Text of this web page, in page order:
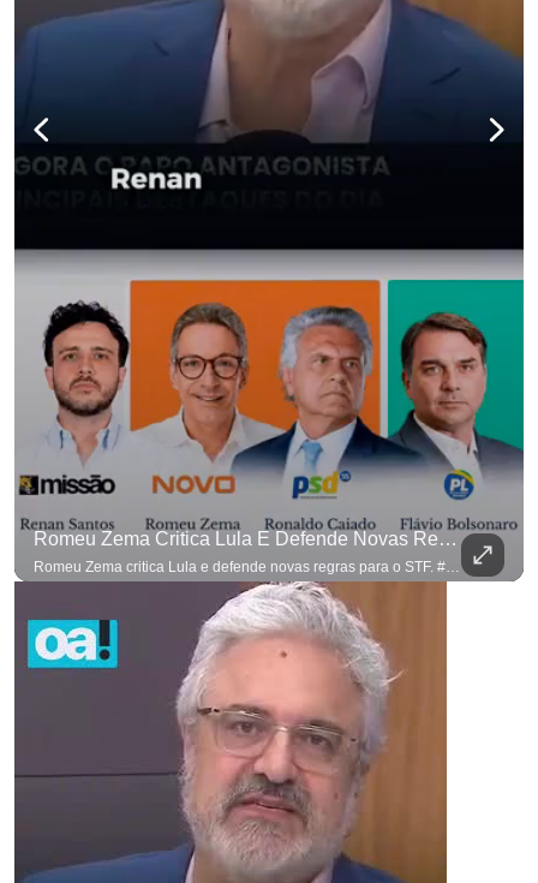
Romeu Zema Critica Lula E Defende Novas Regras Para O STF. #OAntagonista
Romeu Zema critica Lula e defende novas regras para o STF. #OAntagonista Se você busca informação com credibilidade, inscreva-se agora e ative o